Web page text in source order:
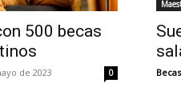
500 becas
de 2023 0